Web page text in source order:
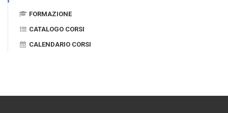
FORMAZIONE
CATALOGO CORSI
CALENDARIO CORSI